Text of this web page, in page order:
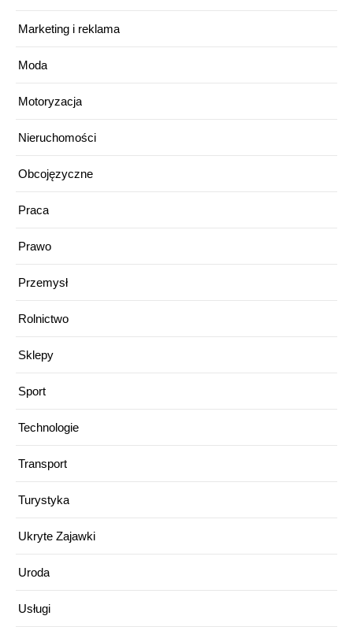
Marketing i reklama
Moda
Motoryzacja
Nieruchomości
Obcojęzyczne
Praca
Prawo
Przemysł
Rolnictwo
Sklepy
Sport
Technologie
Transport
Turystyka
Ukryte Zajawki
Uroda
Usługi